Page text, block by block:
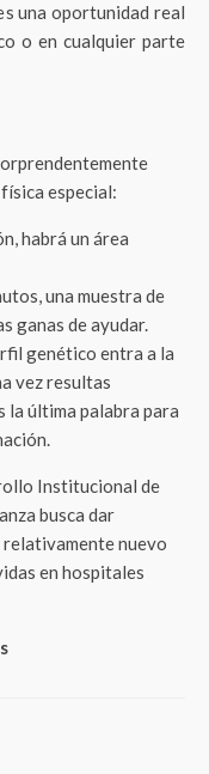
una oportunidad real
o en cualquier parte
especial:
habrá un área
una muestra de
ganas de ayudar.
genético entra a la
vez resultas
la última palabra para
Institucional de
busca dar
relativamente nuevo
en hospitales